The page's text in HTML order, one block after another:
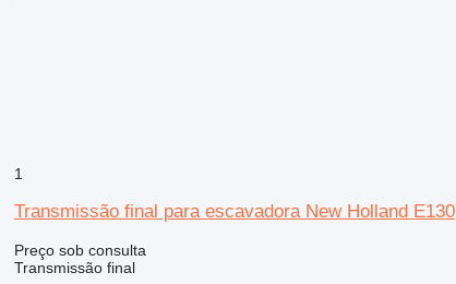
1
Transmissão final para escavadora New Holland E130
Preço sob consulta
Transmissão final